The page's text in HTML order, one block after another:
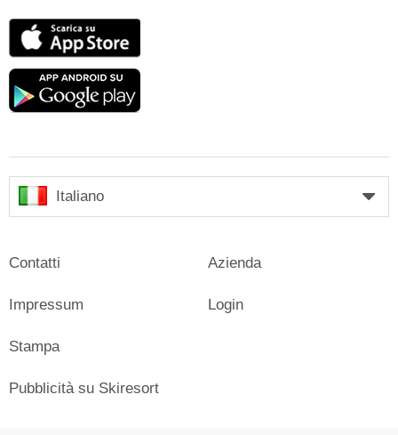
Google
Italiano
Contatti
Impressum
Stampa
Azienda
Login
Pubblicità su Skiresort